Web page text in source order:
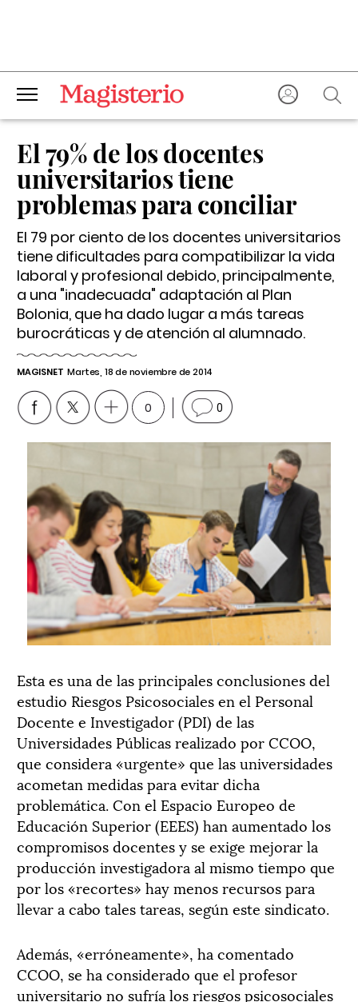
El 79% de los docentes
universitarios tiene
problemas para conciliar
El 79 por ciento de los docentes universitarios
tiene dificultades para compatibilizar la vida
laboral y profesional debido, principalmente,
a una "inadecuada" adaptación al Plan
Bolonia, que ha dado lugar a más tareas
burocráticas y de atención al alumnado.
MAGISNET Martes, 18 de noviembre de 2014
0 0
Esta es una de las principales conclusiones del
estudio Riesgos Psicosociales en el Personal
Docente e Investigador (PDI) de las
Universidades Públicas realizado por CCOO,
que considera «urgente» que las universidades
acometan medidas para evitar dicha
problemática. Con el Espacio Europeo de
Educación Superior (EEES) han aumentado los
compromisos docentes y se exige mejorar la
producción investigadora al mismo tiempo que
por los «recortes» hay menos recursos para
llevar a cabo tales tareas, según este sindicato.
Además, «erróneamente», ha comentado
CCOO, se ha considerado que el profesor
universitario no sufría los riesgos psicosociales